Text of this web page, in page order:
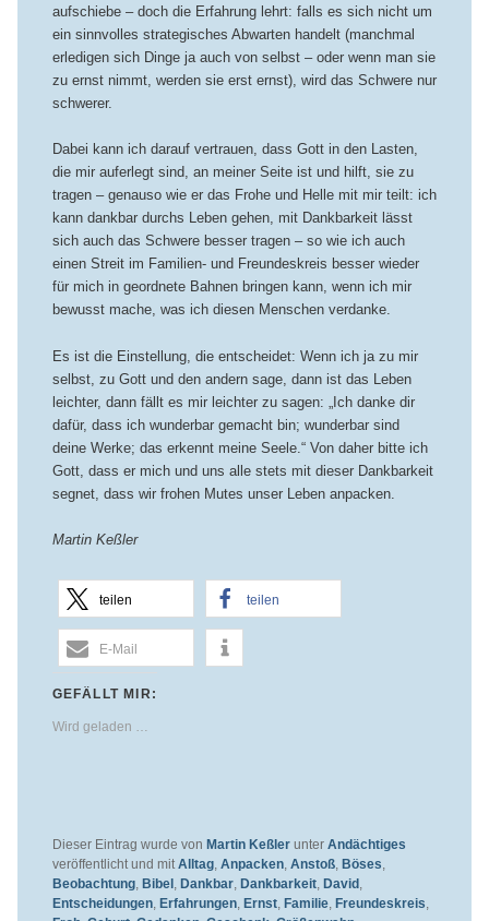
aufschiebe – doch die Erfahrung lehrt: falls es sich nicht um
ein sinnvolles strategisches Abwarten handelt (manchmal
erledigen sich Dinge ja auch von selbst – oder wenn man sie
zu ernst nimmt, werden sie erst ernst), wird das Schwere nur
schwerer.
Dabei kann ich darauf vertrauen, dass Gott in den Lasten,
die mir auferlegt sind, an meiner Seite ist und hilft, sie zu
tragen – genauso wie er das Frohe und Helle mit mir teilt: ich
kann dankbar durchs Leben gehen, mit Dankbarkeit lässt
sich auch das Schwere besser tragen – so wie ich auch
einen Streit im Familien- und Freundeskreis besser wieder
für mich in geordnete Bahnen bringen kann, wenn ich mir
bewusst mache, was ich diesen Menschen verdanke.
Es ist die Einstellung, die entscheidet: Wenn ich ja zu mir
selbst, zu Gott und den andern sage, dann ist das Leben
leichter, dann fällt es mir leichter zu sagen: „Ich danke dir
dafür, dass ich wunderbar gemacht bin; wunderbar sind
deine Werke; das erkennt meine Seele.“ Von daher bitte ich
Gott, dass er mich und uns alle stets mit dieser Dankbarkeit
segnet, dass wir frohen Mutes unser Leben anpacken.
Martin Keßler
teilen teilen
E-Mail
GEFÄLLT MIR:
Wird geladen …
Dieser Eintrag wurde von Martin Keßlerunter Andächtiges
veröffentlicht und mit Alltag, Anpacken, Anstoß, Böses
Beobachtung, Bibel, Dankbar, Dankbarkeit, David,
Entscheidungen, Erfahrungen, Ernst, Familie, Freundeskreis